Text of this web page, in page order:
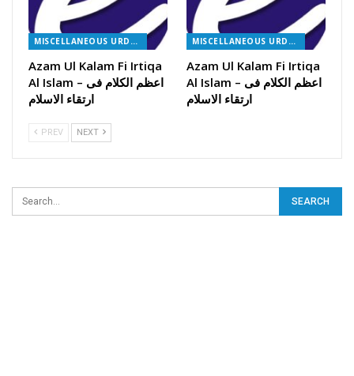
MISCELLANEOUS URDU BOOKS
Azam Ul Kalam Fi Irtiqa
Al Islam – اعظم الکلام فی
ارتقاء الاسلام
MISCELLANEOUS URDU BOOKS
Azam Ul Kalam Fi Irtiqa
Al Islam – اعظم الکلام فی
ارتقاء الاسلام
PREV NEXT